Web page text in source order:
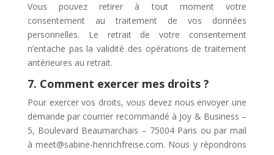
Vous pouvez retirer à tout moment votre
consentement au traitement de vos données
personnelles. Le retrait de votre consentement
n’entache pas la validité des opérations de traitement
antérieures au retrait.
7. Comment exercer mes droits ?
Pour exercer vos droits, vous devez nous envoyer une
demande par courrier recommandé à Joy & Business –
5, Boulevard Beaumarchais – 75004 Paris ou par mail
à meet@sabine-henrichfreise.com. Nous y répondrons